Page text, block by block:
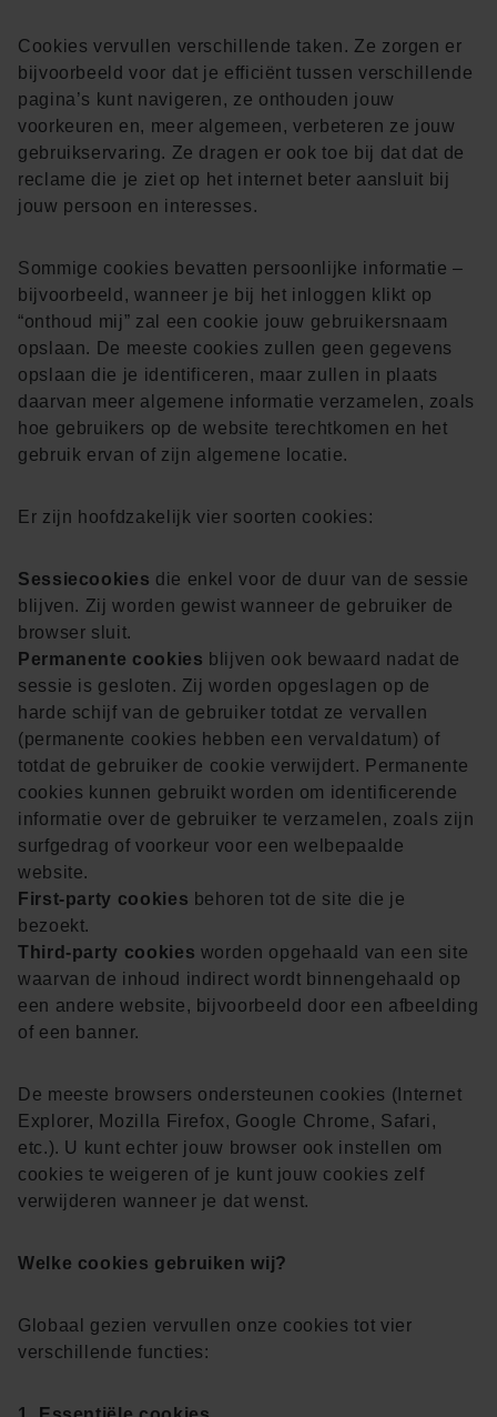
Cookies vervullen verschillende taken. Ze zorgen er
bijvoorbeeld voor dat je efficiënt tussen verschillende
pagina’s kunt navigeren, ze onthouden jouw
voorkeuren en, meer algemeen, verbeteren ze jouw
gebruikservaring. Ze dragen er ook toe bij dat dat de
reclame die je ziet op het internet beter aansluit bij
jouw persoon en interesses.
Sommige cookies bevatten persoonlijke informatie –
bijvoorbeeld, wanneer je bij het inloggen klikt op
“onthoud mij” zal een cookie jouw gebruikersnaam
opslaan. De meeste cookies zullen geen gegevens
opslaan die je identificeren, maar zullen in plaats
daarvan meer algemene informatie verzamelen, zoals
hoe gebruikers op de website terechtkomen en het
gebruik ervan of zijn algemene locatie.
Er zijn hoofdzakelijk vier soorten cookies:
Sessiecookies die enkel voor de duur van de sessie
blijven. Zij worden gewist wanneer de gebruiker de
browser sluit.
Permanente cookies blijven ook bewaard nadat de
sessie is gesloten. Zij worden opgeslagen op de
harde schijf van de gebruiker totdat ze vervallen
(permanente cookies hebben een vervaldatum) of
totdat de gebruiker de cookie verwijdert. Permanente
cookies kunnen gebruikt worden om identificerende
informatie over de gebruiker te verzamelen, zoals zijn
surfgedrag of voorkeur voor een welbepaalde
website.
First-party cookies behoren tot de site die je
bezoekt.
Third-party cookies worden opgehaald van een site
waarvan de inhoud indirect wordt binnengehaald op
een andere website, bijvoorbeeld door een afbeelding
of een banner.
De meeste browsers ondersteunen cookies (Internet
Explorer, Mozilla Firefox, Google Chrome, Safari,
etc.). U kunt echter jouw browser ook instellen om
cookies te weigeren of je kunt jouw cookies zelf
verwijderen wanneer je dat wenst.
Welke cookies gebruiken wij?
Globaal gezien vervullen onze cookies tot vier
verschillende functies: